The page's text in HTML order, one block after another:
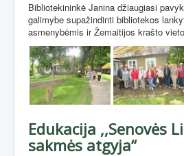
Bibliotekininkė Janina džiaugiasi
galimybe supažindinti bibliotekos
asmenybėmis ir Žemaitijos krašto
Edukacija ,,Senovės
sakmės atgyja“